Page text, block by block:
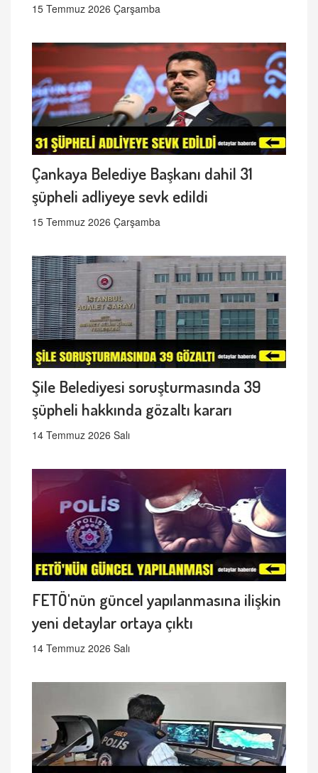
15 Temmuz 2026 Çarşamba
Çankaya Belediye Başkanı dahil 31
şüpheli adliyeye sevk edildi
15 Temmuz 2026 Çarşamba
Şile Belediyesi soruşturmasında 39
şüpheli hakkında gözaltı kararı
14 Temmuz 2026 Salı
FETÖ'nün güncel yapılanmasına ilişkin
yeni detaylar ortaya çıktı
14 Temmuz 2026 Salı